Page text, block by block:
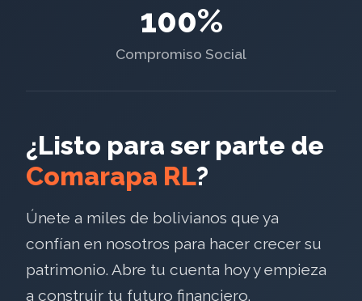
100%
Compromiso Social
¿Listo para ser parte de
Comarapa RL?
Únete a miles de bolivianos que ya
confían en nosotros para hacer crecer su
patrimonio. Abre tu cuenta hoy y empieza
a construir tu futuro financiero.